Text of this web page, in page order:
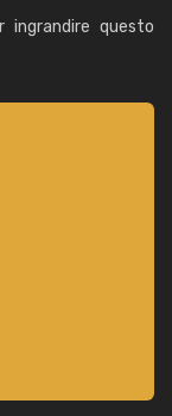
ingrandire questo